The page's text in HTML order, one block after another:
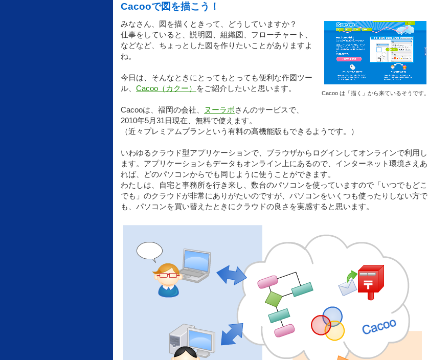
Cacooで図を描こう！
Cacoo は「描く」から来ているそうです。
みなさん、図を描くときって、どうしていますか？
仕事をしていると、説明図、組織図、フローチャート、
などなど、ちょっとした図を作りたいことがありますよ
ね。
今日は、そんなときにとってもとっても便利な作図ツー
ル、 Cacoo（カクー） をご紹介したいと思います。
Cacooは、福岡の会社、 ヌーラボさんのサービスで、
2010年5月31日現在、無料で使えます。
（近々プレミアムプランという有料の高機能版もできるようです。）
いわゆるクラウド型アプリケーションで、ブラウザからログインしてオンラインで利用し
ます。アプリケーションもデータもオンライン上にあるので、インターネット環境さえあ
れば、どのパソコンからでも同じように使うことができます。
わたしは、自宅と事務所を行き来し、数台のパソコンを使っていますので「いつでもどこ
でも」のクラウドが非常にありがたいのですが、パソコンをいくつも使ったりしない方で
も、パソコンを買い替えたときにクラウドの良さを実感すると思います。